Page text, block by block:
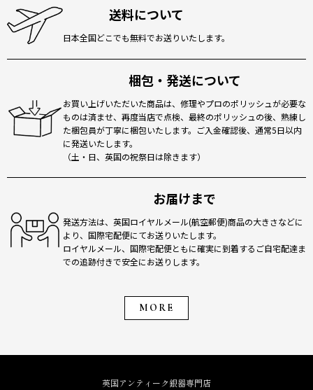
送料について
日本全国どこでも無料でお送りいたします。
梱包・発送について
お買い上げいただいた商品は、修理やプロのポリッシュが必要な
ものは済ませ、再度当店で点検、最終のポリッシュの後、熟練し
た梱包員が丁寧に梱包いたします。ご入金確認後、通常5日以内
に発送いたします。
（土・日、英国の祝祭日は除きます）
お届けまで
発送方法は、英国ロイヤルメール(航空郵便)商品の大きさなどに
より、国際宅配便にてお送りいたします。
ロイヤルメール、国際宅配便ともに確実に到着するご自宅配達ま
での追跡付きで安全にお送りします。
MORE
英国アンティーク銀器専門店